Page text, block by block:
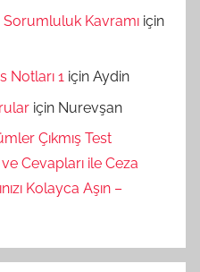
Kavramı için
Notları 1 için Aydin
için Nurevşan
Çıkmış Test
Cevapları ile Ceza
Kolayca Aşın –